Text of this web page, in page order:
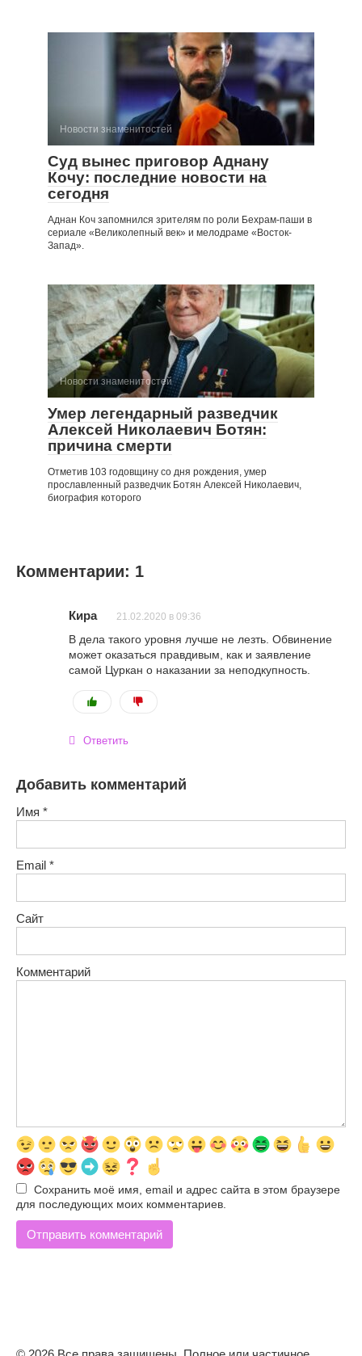
Новости знаменитостей
Суд вынес приговор Аднану
Кочу: последние новости на
сегодня
Аднан Коч запомнился зрителям по роли Бехрам-паши в
сериале «Великолепный век» и мелодраме «Восток-
Запад».
Новости знаменитостей
Умер легендарный разведчик
Алексей Николаевич Ботян:
причина смерти
Отметив 103 годовщину со дня рождения, умер
прославленный разведчик Ботян Алексей Николаевич,
биография которого
Комментарии: 1
Кира 21.02.2020 в 09:36
В дела такого уровня лучше не лезть. Обвинение
может оказаться правдивым, как и заявление
самой Цуркан о наказании за неподкупность.
Ответить
Добавить комментарий
Имя *
Email *
Сайт
Комментарий
Сохранить моё имя, email и адрес сайта в этом браузере
для последующих моих комментариев.